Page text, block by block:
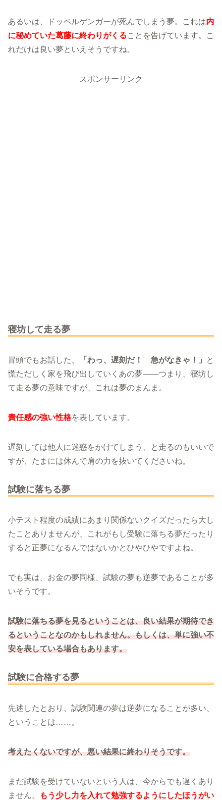
あるいは、ドッペルゲンガーが死んでしまう夢。これは内
に秘めていた葛藤に終わりがくることを告げています。こ
れだけは良い夢といえそうですね。
スポンサーリンク
寝坊して走る夢
冒頭でもお話した、 「わっ、遅刻だ！ 急がなきゃ！」
と
慌ただしく家を飛び出していくあの夢――つまり、寝坊し
て走る夢の意味ですが、これは夢のまんま。
責任感の強い性格を表しています。
遅刻しては他人に迷惑をかけてしまう、と走るのもいいで
すが、たまには休んで肩の力を抜いてくださいね。
試験に落ちる夢
小テスト程度の成績にあまり関係ないクイズだったら大し
たことありませんが、これがもし受験に落ちる夢だったり
すると正夢になるんではないかとひやひやですよね。
でも実は、お金の夢同様、試験の夢も逆夢であることが多
いそうです。
試験に落ちる夢を見るということは、良い結果が期待でき
るということなのかもしれません。もしくは、単に強い不
安を表している場合もあります。
試験に合格する夢
先述したとおり、試験関連の夢は逆夢になることが多い、
ということは……。
考えたくないですが、悪い結果に終わりそうです。
まだ試験を受けていないという人は、今からでも遅くあり
ません。
もう少し力を入れて勉強するようにしたほうがい